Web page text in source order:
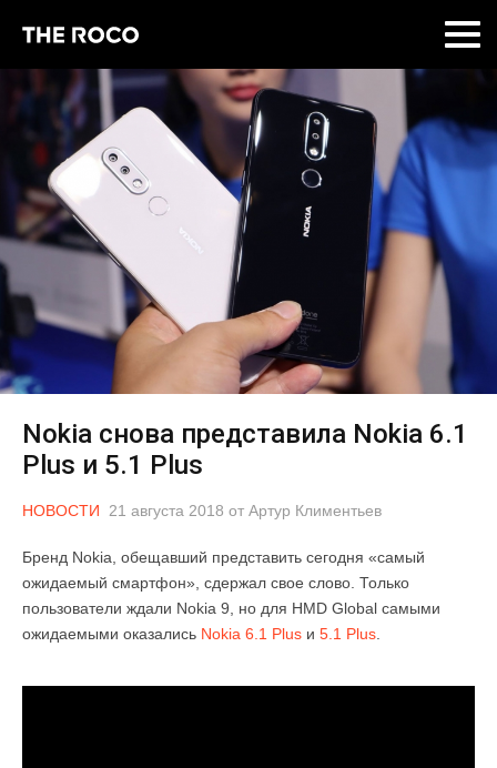
Nokia снова представила Nokia 6.1
Plus и 5.1 Plus
НОВОСТИ 21 августа 2018 от Артур Климентьев
Бренд Nokia, обещавший представить сегодня «самый
ожидаемый смартфон», сдержал свое слово. Только
пользователи ждали Nokia 9, но для HMD Global самыми
ожидаемыми оказались Nokia 6.1 Plus и 5.1 Plus